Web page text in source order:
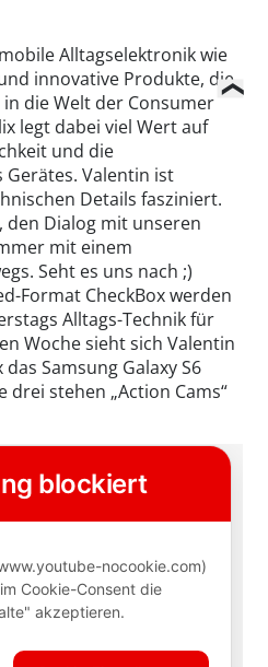
Alltagselektronik wie
innovative Produkte, die
die Welt der Consumer
legt dabei viel Wert auf
und die
Gerätes. Valentin ist
Details fasziniert.
Dialog mit unseren
mit einem
Seht es uns nach ;)
Format CheckBox werden
Alltags-Technik für
Woche sieht sich Valentin
Samsung Galaxy S6
drei stehen „Action Cams“